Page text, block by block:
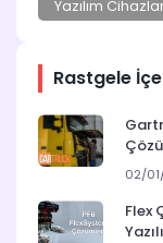
Yazılım
Rastgele
02/
Flex